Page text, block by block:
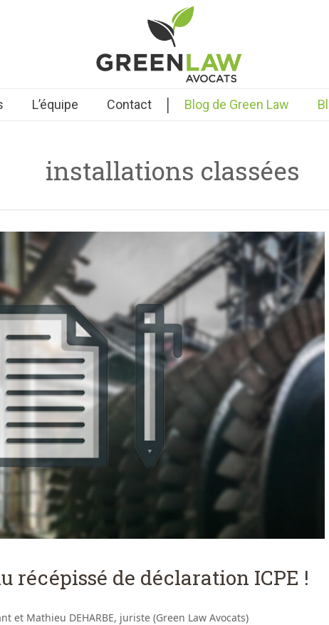
L’équipe Contact | Blog de Green Law
installations classées
récépissé de déclaration ICPE !
et Mathieu DEHARBE, juriste (Green Law Avocats)